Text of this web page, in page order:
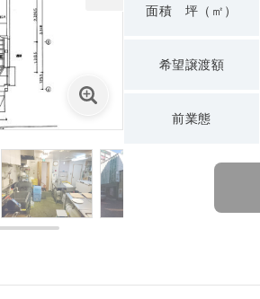
面積 坪（㎡）
希望譲渡額
前業態